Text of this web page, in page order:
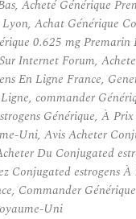
Acheté Générique
Achat Générique
0.625 mg
Internet Forum,
Ligne France,
commander
Générique, À
Uni, Avis Acheter
Du Conjugated
estrogens
Commander
Uni